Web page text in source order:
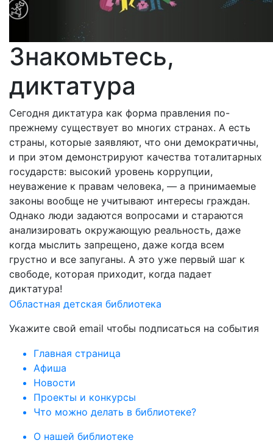
Знакомьтесь,
диктатура
Сегодня диктатура как форма правления по-
прежнему существует во многих странах. А есть
страны, которые заявляют, что они демократичны,
и при этом демонстрируют качества тоталитарных
государств: высокий уровень коррупции,
неуважение к правам человека, — а принимаемые
законы вообще не учитывают интересы граждан.
Однако люди задаются вопросами и стараются
анализировать окружающую реальность, даже
когда мыслить запрещено, даже когда всем
грустно и все запуганы. А это уже первый шаг к
свободе, которая приходит, когда падает
диктатура!
Областная детская библиотека
Укажите свой email чтобы подписаться на события
Главная страница
Афиша
Новости
Проекты и конкурсы
Что можно делать в библиотеке?
О нашей библиотеке